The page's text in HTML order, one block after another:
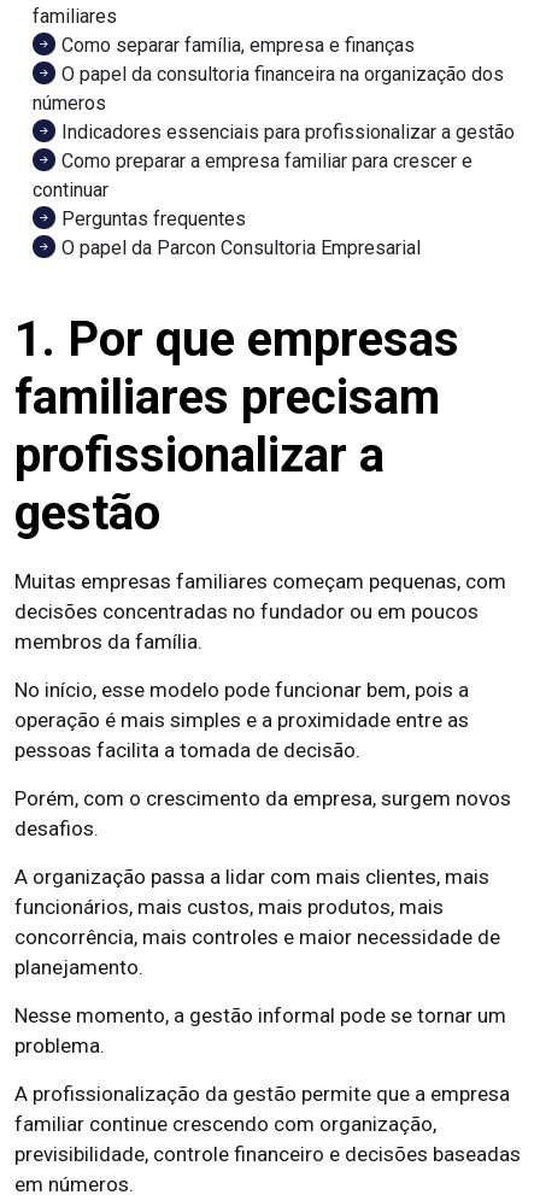
familiares
Como separar família, empresa e finanças
O papel da consultoria financeira na organização dos
números
Indicadores essenciais para profissionalizar a gestão
Como preparar a empresa familiar para crescer e
continuar
Perguntas frequentes
O papel da Parcon Consultoria Empresarial
1. Por que empresas
familiares precisam
profissionalizar a
gestão
Muitas empresas familiares começam pequenas, com
decisões concentradas no fundador ou em poucos
membros da família.
No início, esse modelo pode funcionar bem, pois a
operação é mais simples e a proximidade entre as
pessoas facilita a tomada de decisão.
Porém, com o crescimento da empresa, surgem novos
desafios.
A organização passa a lidar com mais clientes, mais
funcionários, mais custos, mais produtos, mais
concorrência, mais controles e maior necessidade de
planejamento.
Nesse momento, a gestão informal pode se tornar um
problema.
A profissionalização da gestão permite que a empresa
familiar continue crescendo com organização,
previsibilidade, controle financeiro e decisões baseadas
em números.